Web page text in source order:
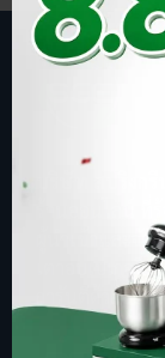
บริษัท สปริงก
ร้านออนไลน์ ที่
ผู้นำเข้าและจั
เตาอบเบเกอรี่
การันตีด้วยยอด